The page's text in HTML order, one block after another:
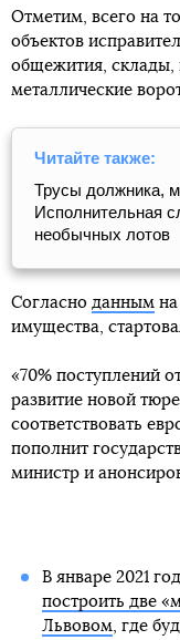
Отметим, всего на
объектов
общежития, склады,
металлические
Читайте также:
Трусы должника,
Исполнительная
необычных лотов
Согласно данным
имущества,
«70% поступлений
развитие новой
соответствовать
пополнит
министр и
В январе 2021
построить две
Львовом , где